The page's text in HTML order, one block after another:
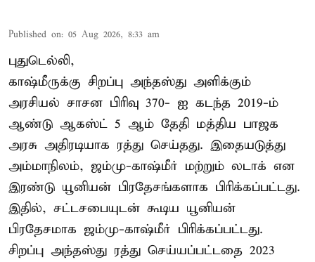
Published on: 05 Aug 2026, 8:33 am
புதுடெல்லி,
காஷ்மீருக்கு சிறப்பு அந்தஸ்து அளிக்கும்
அரசியல் சாசன பிரிவு 370- ஐ கடந்த 2019-ம்
ஆண்டு ஆகஸ்ட் 5 ஆம் தேதி மத்திய பாஜக
அரசு அதிரடியாக ரத்து செய்தது. இதையடுத்து
அம்மாநிலம், ஜம்மு-காஷ்மீர் மற்றும் லடாக் என
இரண்டு யூனியன் பிரதேசங்களாக பிரிக்கப்பட்டது.
இதில், சட்டசபையுடன் கூடிய யூனியன்
பிரதேசமாக ஜம்மு-காஷ்மீர் பிரிக்கப்பட்டது.
சிறப்பு அந்தஸ்து ரத்து செய்யப்பட்டதை 2023